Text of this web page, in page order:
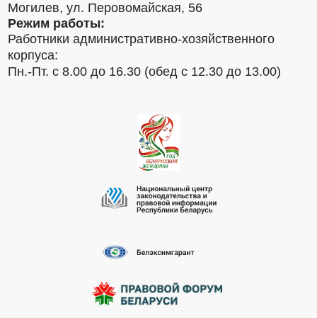
Могилев, ул. Перовомайская, 56
Режим работы:
Работники административно-хозяйственного
корпуса:
Пн.-Пт. с 8.00 до 16.30 (обед с 12.30 до 13.00)